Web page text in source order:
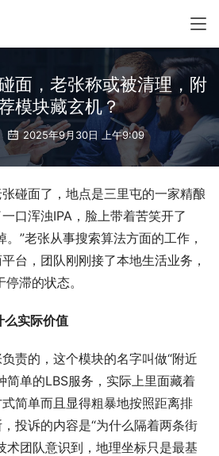
面，老张称或被清理，附
模块藏玄机？
2025年9月30日 上午9:09
碰面了，地点是三里屯的一家精酿
口浑浊IPA，脸上带着苦笑开了
。”老张从事搜索算法方面的工作，
台，团队刚刚接了本地生活业务，
滞的状态。
么实际价值
责的，这个模块的名字叫做“附近
简单的LBS服务，实际上里面藏着
简单而且显得粗暴地按照距离排
投诉的内容是“为什么隔着两条街
术团队意识到，地理坐标只是最基